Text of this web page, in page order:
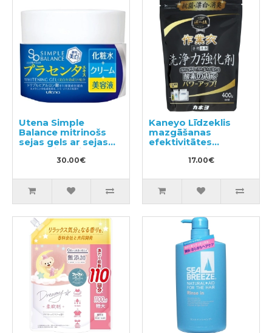
Utena Simple
Balance mitrinošs
sejas gels ar sejas
krāsas izlīdzinošu
efektu 100g
30.00€
Kaneyo Līdzeklis
mazgāšanas
efektivitātes
uzlabošanai 400g
17.00€